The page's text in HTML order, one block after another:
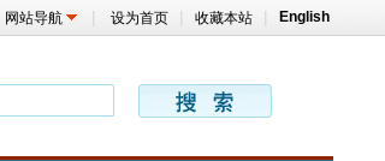
网站导航 | 设为首页 | 收藏本站 | English